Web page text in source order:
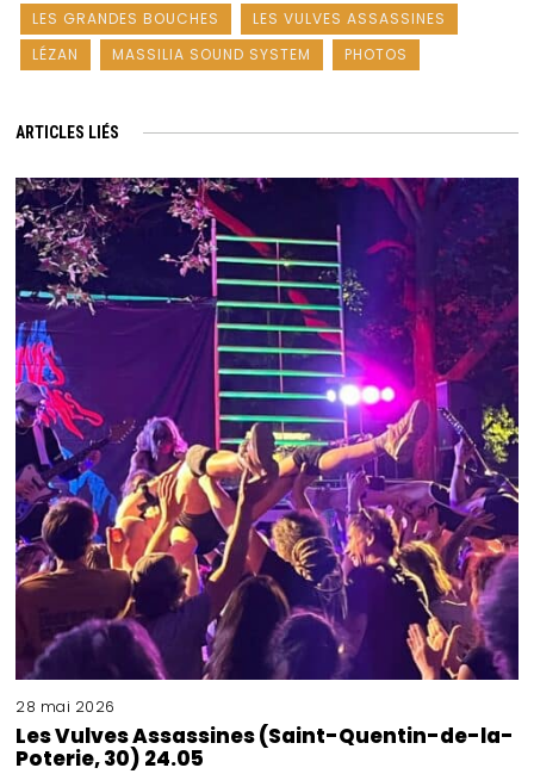
LES GRANDES BOUCHES
LES VULVES ASSASSINES
LÉZAN
MASSILIA SOUND SYSTEM PHOTOS
ARTICLES LIÉS
28 mai 2026
Les Vulves Assassines (Saint-Quentin-de-la-
Poterie, 30) 24.05